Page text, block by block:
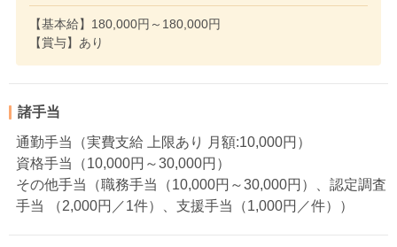
【基本給】180,000円～180,000円
【賞与】あり
諸手当
通勤手当（実費支給 上限あり 月額:10,000円）
資格手当（10,000円～30,000円）
その他手当（職務手当（10,000円～30,000円）、認定調査
手当 （2,000円／1件）、支援手当（1,000円／件））